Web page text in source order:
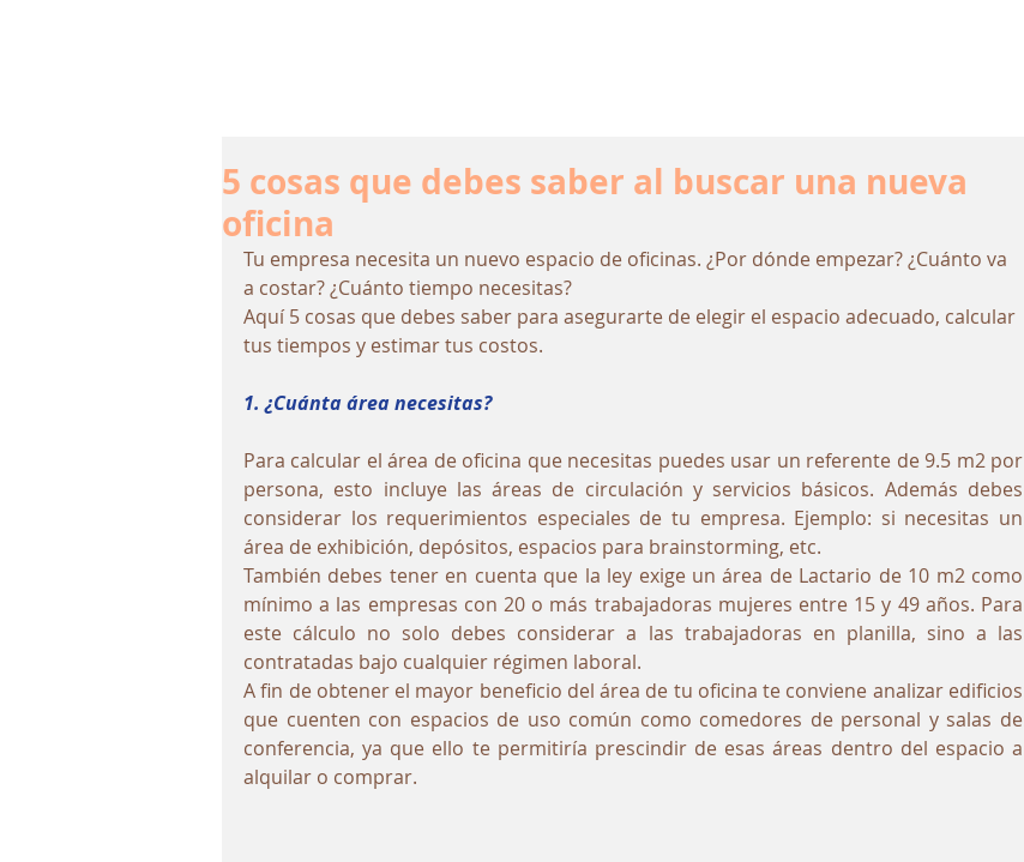
5 cosas que debes saber al buscar una nueva
oficina
Tu empresa necesita un nuevo espacio de oficinas. ¿Por dónde empezar? ¿Cuánto va
a costar? ¿Cuánto tiempo necesitas?
Aquí 5 cosas que debes saber para asegurarte de elegir el espacio adecuado, calcular
tus tiempos y estimar tus costos.
1. ¿Cuánta área necesitas?
Para calcular el área de oficina que necesitas puedes usar un referente de 9.5 m2 por
persona, esto incluye las áreas de circulación y servicios básicos. Además debes
considerar los requerimientos especiales de tu empresa. Ejemplo: si necesitas un
área de exhibición, depósitos, espacios para brainstorming, etc.
También debes tener en cuenta que la ley exige un área de Lactario de 10 m2 como
mínimo a las empresas con 20 o más trabajadoras mujeres entre 15 y 49 años. Para
este cálculo no solo debes considerar a las trabajadoras en planilla, sino a las
contratadas bajo cualquier régimen laboral.
A fin de obtener el mayor beneficio del área de tu oficina te conviene analizar edificios
que cuenten con espacios de uso común como comedores de personal y salas de
conferencia, ya que ello te permitiría prescindir de esas áreas dentro del espacio a
alquilar o comprar.